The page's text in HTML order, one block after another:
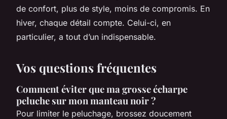
de confort, plus de style, moins de compromis. En
hiver, chaque détail compte. Celui-ci, en
particulier, a tout d’un indispensable.
Vos questions fréquentes
Comment éviter que ma grosse écharpe
peluche sur mon manteau noir ?
Pour limiter le peluchage, brossez doucement